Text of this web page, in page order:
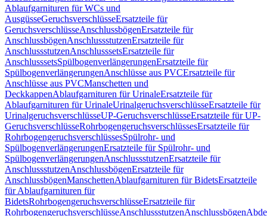
Ablaufgarnituren für WCs und
AusgüsseGeruchsverschlüsseErsatzteile für
GeruchsverschlüsseAnschlussbögenErsatzteile für
AnschlussbögenAnschlussstutzenErsatzteile für
AnschlussstutzenAnschlusssetsErsatzteile für
AnschlusssetsSpülbogenverlängerungenErsatzteile für
SpülbogenverlängerungenAnschlüsse aus PVCErsatzteile für
Anschlüsse aus PVCManschetten und
DeckkappenAblaufgarnituren für UrinaleErsatzteile für
Ablaufgarnituren für UrinaleUrinalgeruchsverschlüsseErsatzteile für
UrinalgeruchsverschlüsseUP-GeruchsverschlüsseErsatzteile für UP-
GeruchsverschlüsseRohrbogengeruchsverschlüssesErsatzteile für
RohrbogengeruchsverschlüssesSpülrohr- und
SpülbogenverlängerungenErsatzteile für Spülrohr- und
SpülbogenverlängerungenAnschlussstutzenErsatzteile für
AnschlussstutzenAnschlussbögenErsatzteile für
AnschlussbögenManschettenAblaufgarnituren für BidetsErsatzteile
für Ablaufgarnituren für
BidetsRohrbogengeruchsverschlüsseErsatzteile für
RohrbogengeruchsverschlüsseAnschlussstutzenAnschlussbögen